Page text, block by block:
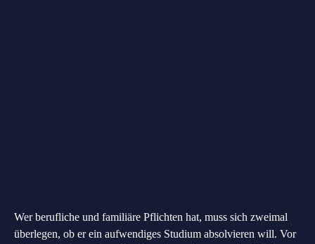
Wer berufliche und familiäre Pflichten hat, muss sich zweimal
überlegen, ob er ein aufwendiges Studium absolvieren will. Vor